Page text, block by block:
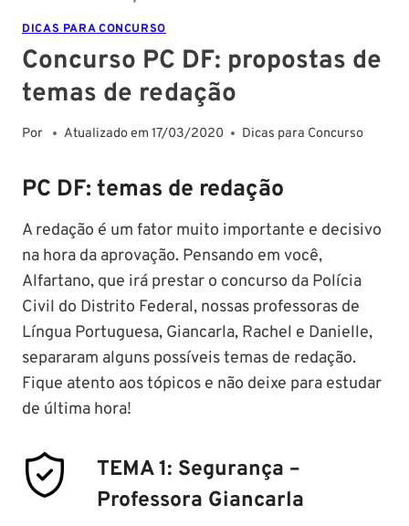
DICAS PARA CONCURSO
Concurso PC DF: propostas de
temas de redação
Por Atualizado em 17/03/2020 Dicas para Concurso
PC DF: temas de redação
A redação é um fator muito importante e decisivo
na hora da aprovação. Pensando em você,
Alfartano, que irá prestar o concurso da Polícia
Civil do Distrito Federal, nossas professoras de
Língua Portuguesa, Giancarla, Rachel e Danielle,
separaram alguns possíveis temas de redação.
Fique atento aos tópicos e não deixe para estudar
de última hora!
TEMA 1: Segurança –
Professora Giancarla